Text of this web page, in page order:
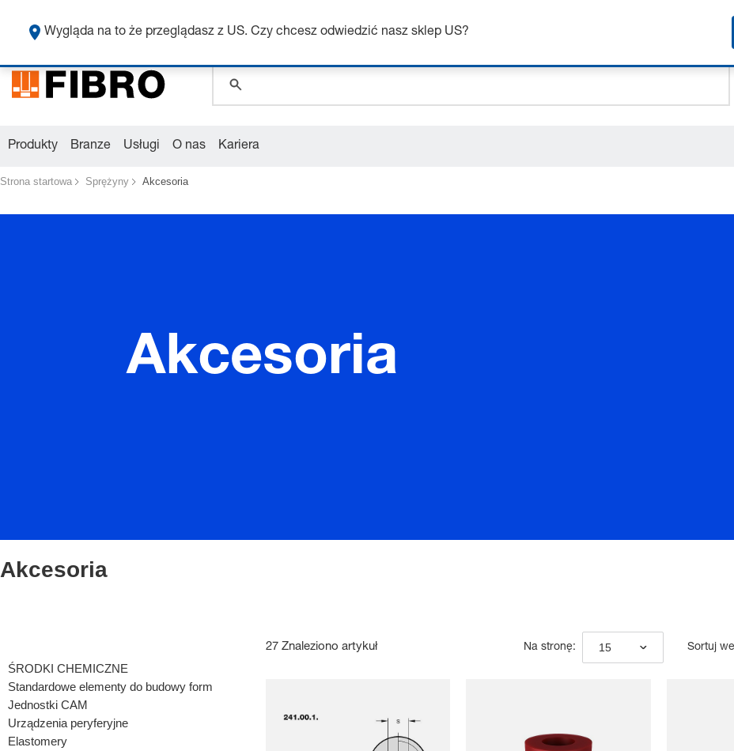
Produkty Branze Usługi O nas Kariera
Strona startowa Sprężyny Akcesoria
Akcesoria
Akcesoria
ŚRODKI CHEMICZNE
Standardowe elementy do budowy form
Jednostki CAM
Urządzenia peryferyjne
Elastomery
27 Znaleziono artykuł Na stronę: 15 Sortuj
Wygląda na to że przeglądasz z US. Czy chcesz odwiedzić nasz sklep US?